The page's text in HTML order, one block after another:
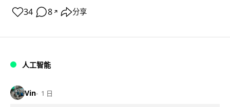
34 8 ↗ 分享
人工智能
Vin 1 日